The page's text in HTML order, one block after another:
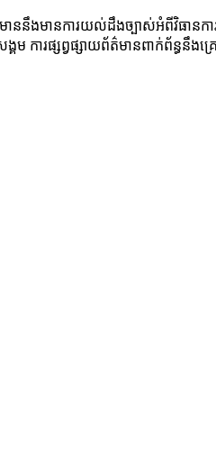
នឹងមានការយល់ដឹងច្បាស់អំពីវិធានកា
សង្គម ការផ្សព្វផ្សាយព័ត៌មានពាក់ព័